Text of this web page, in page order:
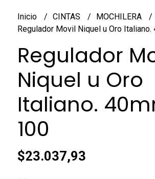
Inicio CINTAS MOCHILERA
Regulador Movil Niquel u Oro Italiano.
Regulador
Niquel u Oro
Italiano.
100
$23.037,93